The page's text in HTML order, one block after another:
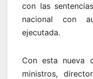
con las
nacional con
ejecutada.
Con esta nueva
ministros,